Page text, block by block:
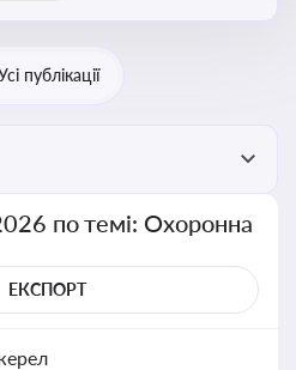
публікації
по темі: Охоронна
ЕКСПОРТ